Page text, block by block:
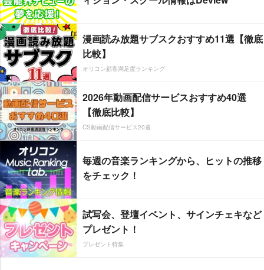
漫画読み放題サブスクおすすめ11選【徹底
比較】
オリコン顧客満足度ランキング
2026年動画配信サービスおすすめ40選
【徹底比較】
CS動画配信サービス20選
毎週の音楽ランキングから、ヒットの推移
をチェック！
試写会、登壇イベント、サインチェキなど
プレゼント！
プレゼント特集